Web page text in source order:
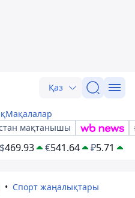
Қаз
Мақалалар
мақтанышы
$469.93 €541.64 ₽5.71
Спорт жаңалықтары